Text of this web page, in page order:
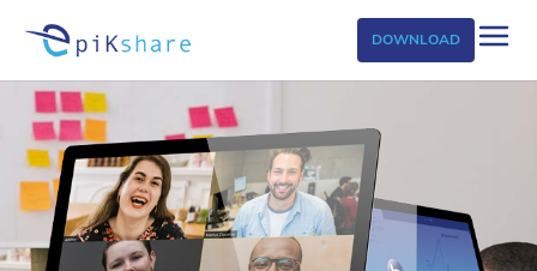
DOWNLOAD